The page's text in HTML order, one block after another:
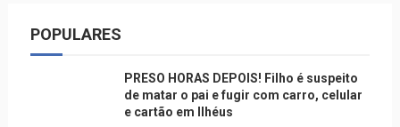
POPULARES
PRESO HORAS DEPOIS! Filho é suspeito
de matar o pai e fugir com carro, celular
e cartão em Ilhéus